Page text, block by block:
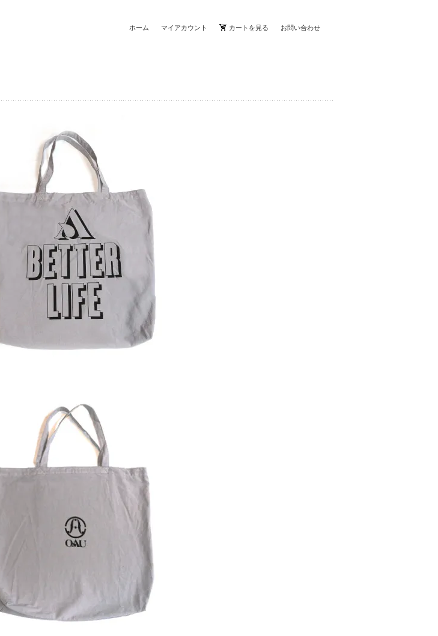
ホーム マイアカウント カートを見る お問い合わせ